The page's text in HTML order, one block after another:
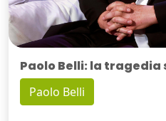
Paolo Belli: la tragedia
Paolo Belli